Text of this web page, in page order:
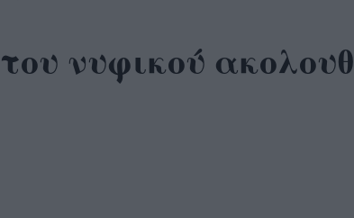
νυφικού